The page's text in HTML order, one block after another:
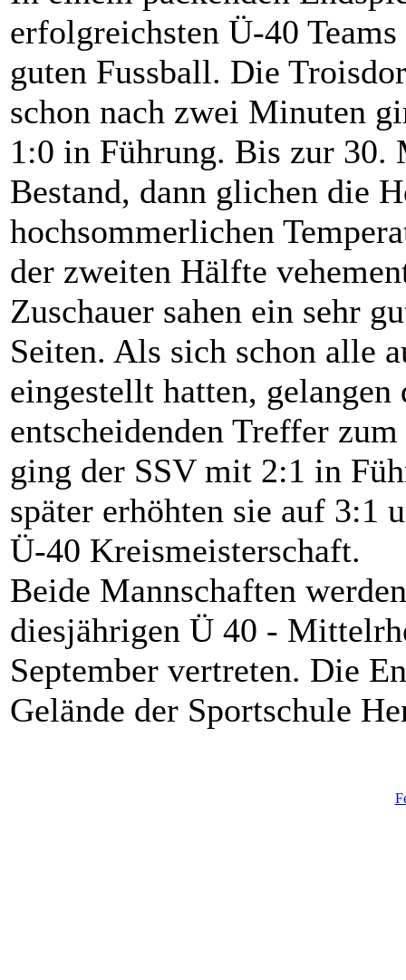
erfolgreichsten Ü-40
guten Fussball. Die
schon nach zwei Minuten
1:0 in Führung. Bis zur 30.
Bestand, dann glichen die
hochsommerlichen
der zweiten Hälfte
Zuschauer sahen ein sehr
Seiten. Als sich schon alle
eingestellt hatten,
entscheidenden Treffer
ging der SSV mit 2:1 in
später erhöhten sie auf 3:1
Ü-40 Kreismeisterschaft.
Beide Mannschaften
diesjährigen Ü 40 -
September vertreten. Die
Gelände der Sportschule